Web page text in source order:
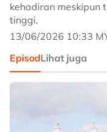
kehadiran meskipun
tinggi.
13/06/2026 10:33
EpisodLihat juga